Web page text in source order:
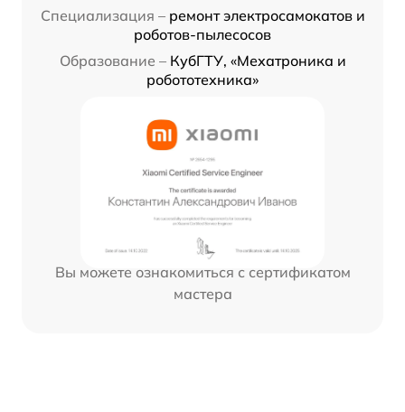
Специализация – ремонт электросамокатов и
роботов-пылесосов
Образование – КубГТУ, «Мехатроника и
робототехника»
Вы можете ознакомиться с сертификатом
мастера